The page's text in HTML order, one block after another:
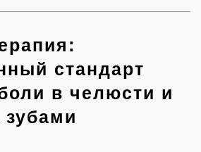
стандарт
в челюсти и
зубами